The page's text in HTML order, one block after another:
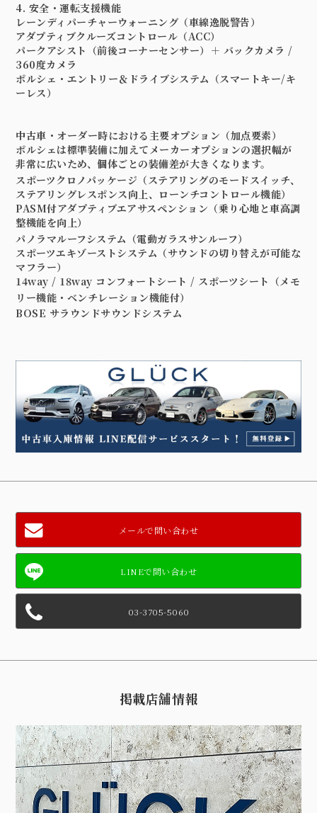
4. 安全・運転支援機能
レーンディパーチャーウォーニング （車線逸脱警告）
アダプティブクルーズコントロール（ACC）
パークアシスト（前後コーナーセンサー）＋ バックカメラ /
360度カメラ
ポルシェ・エントリー＆ドライブシステム （スマートキー/キ
ーレス）
中古車・オーダー時における主要オプション（加点要素）
ポルシェは標準装備に加えてメーカーオプションの選択幅が
非常に広いため、個体ごとの装備差が大きくなります。
スポーツクロノパッケージ （ ステアリングのモードスイッチ、
ステアリングレスポンス向上、ローンチコントロール機能）
PASM付アダプティブエアサスペンション （乗り心地と車高調
整機能を向上）
パノラマルーフシステム （電動ガラスサンルーフ）
スポーツエキゾーストシステム （サウンドの切り替えが可能な
マフラー）
14way / 18way コンフォートシート / スポーツシート （メモ
リー機能・ベンチレーション機能付）
BOSE サラウンドサウンドシステム
メールで問い合わせ
03-3705-5060
掲載店舗情報